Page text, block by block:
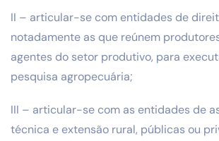
II – articular-se com entidades de
notadamente as que reúnem
agentes do setor produtivo, para
pesquisa agropecuária;
III – articular-se com as entidades de
técnica e extensão rural, públicas ou